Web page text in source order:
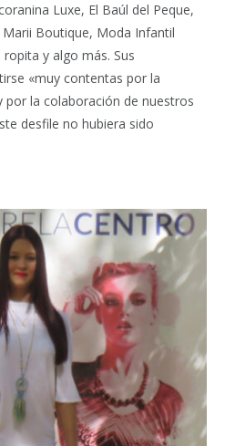
Luxe, El Baúl del Peque,
Boutique, Moda Infantil
y algo más. Sus
«muy contentas por la
la colaboración de nuestros
desfile no hubiera sido